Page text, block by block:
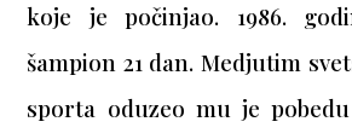
koje je počinjao. 1986.
šampion 21 dan. Medjutim
sporta oduzeo mu je